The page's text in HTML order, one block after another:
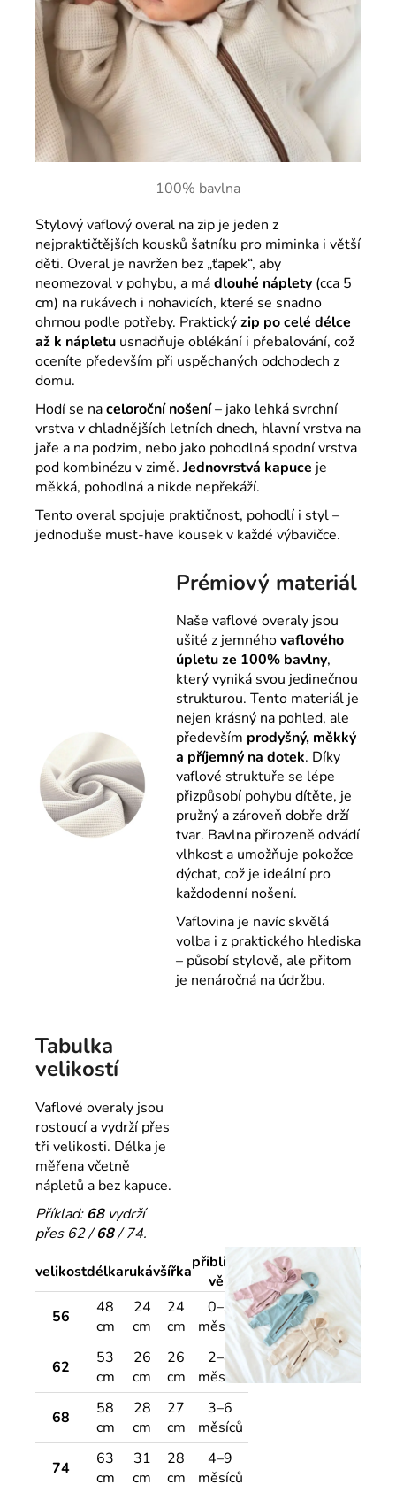
100% bavlna
Stylový vaflový overal na zip je jeden z
nejpraktičtějších kousků šatníku pro miminka i větší
děti. Overal je navržen bez „ťapek“, aby
neomezoval v pohybu, a mádlouhé náplety (cca 5
cm) na rukávech i nohavicích, které se snadno
ohrnou podle potřeby. Praktickýzip po celé délce
až k nápletu usnadňuje oblékání i přebalování, což
oceníte především při uspěchaných odchodech z
domu.
Hodí se naceloroční nošení– jako lehká svrchní
vrstva v chladnějších letních dnech, hlavní vrstva na
jaře a na podzim, nebo jako pohodlná spodní vrstva
pod kombinézu v zimě.Jednovrstvá kapuce je
měkká, pohodlná a nikde nepřekáží.
Tento overal spojuje praktičnost, pohodlí i styl –
jednoduše must-have kousek v každé výbavičce.
Prémiový materiál
Naše vaflové overaly jsou
ušité z jemnéhovaflového
úpletu ze 100% bavlny,
který vyniká svou jedinečnou
strukturou. Tento materiál je
nejen krásný na pohled, ale
především prodyšný, měkký
a příjemný na dotek. Díky
vaflové struktuře se lépe
přizpůsobí pohybu dítěte, je
pružný a zároveň dobře drží
tvar. Bavlna přirozeně odvádí
vlhkost a umožňuje pokožce
dýchat, což je ideální pro
každodenní nošení.
Vaflovina je navíc skvělá
volba i z praktického hlediska
– působí stylově, ale přitom
je nenáročná na údržbu.
Tabulka
velikostí
Vaflové overaly jsou
rostoucí a vydrží přes
tři velikosti. Délka je
měřena včetně
nápletů a bez kapuce.
Příklad: 68vydrží
přes 62 /68/ 74.
velikostdélkarukávšířkapřibližný
věk
56
48
cm
24
cm
24
cm
0–3
měsíce
62
53
cm
26
cm
26
cm
2–4
měsíce
68
58
cm
28
cm
27
cm
3–6
měsíců
74
63
cm
31
cm
28
cm
4–9
měsíců